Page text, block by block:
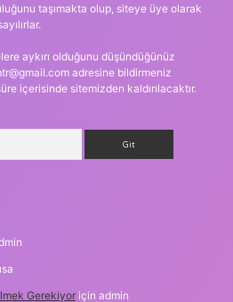
taşımakta olup, siteye üye olarak
aykırı olduğunu düşündüğünüz
adresine bildirmeniz
içerisinde sitemizden kaldırılacaktır.
Gerekiyor için admin